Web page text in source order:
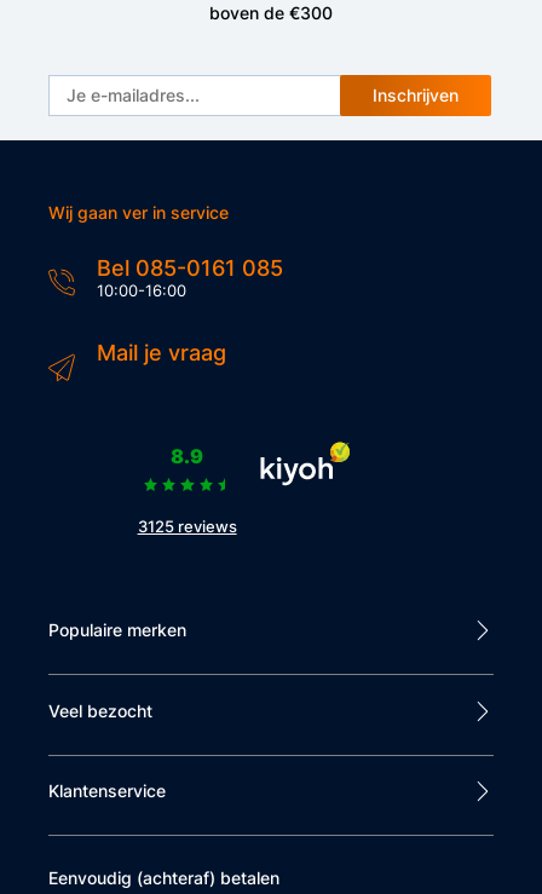
boven de €300
Inschrijven
Wij gaan ver in service
Bel 085-0161 085
10:00-16:00
Mail je vraag
8.9
3125 reviews
Populaire merken
Veel bezocht
Klantenservice
Eenvoudig (achteraf) betalen